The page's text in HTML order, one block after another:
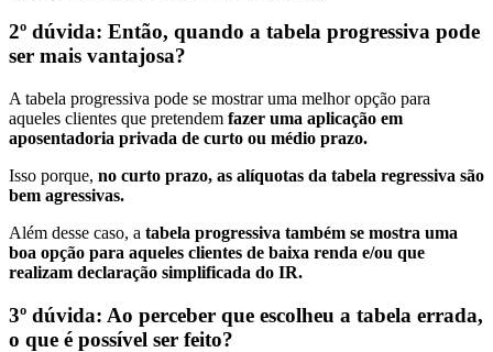
2º dúvida: Então, quando a tabela progressiva pode
ser mais vantajosa?
A tabela progressiva pode se mostrar uma melhor opção para
aqueles clientes que pretendem fazer uma aplicação em
aposentadoria privada de curto ou médio prazo.
Isso porque, no curto prazo, as alíquotas da tabela regressiva são
bem agressivas.
Além desse caso, a tabela progressiva também se mostra uma
boa opção para aqueles clientes de baixa renda e/ou que
realizam declaração simplificada do IR.
3º dúvida: Ao perceber que escolheu a tabela errada,
o que é possível ser feito?